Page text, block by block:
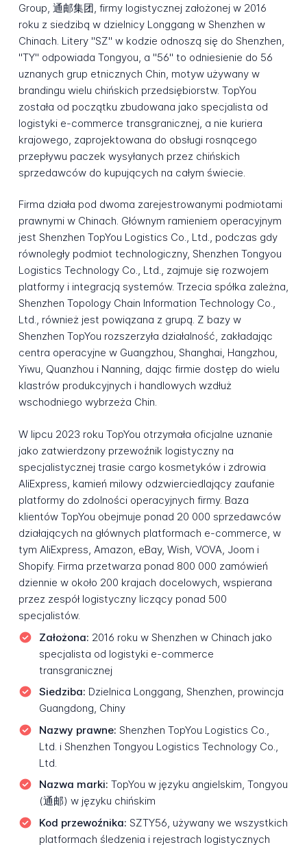
Group, 通邮集团, firmy logistycznej założonej w 2016
roku z siedzibą w dzielnicy Longgang w Shenzhen w
Chinach. Litery "SZ" w kodzie odnoszą się do Shenzhen,
"TY" odpowiada Tongyou, a "56" to odniesienie do 56
uznanych grup etnicznych Chin, motyw używany w
brandingu wielu chińskich przedsiębiorstw. TopYou
została od początku zbudowana jako specjalista od
logistyki e-commerce transgranicznej, a nie kuriera
krajowego, zaprojektowana do obsługi rosnącego
przepływu paczek wysyłanych przez chińskich
sprzedawców do kupujących na całym świecie.
Firma działa pod dwoma zarejestrowanymi podmiotami
prawnymi w Chinach. Głównym ramieniem operacyjnym
jest Shenzhen TopYou Logistics Co., Ltd., podczas gdy
równoległy podmiot technologiczny, Shenzhen Tongyou
Logistics Technology Co., Ltd., zajmuje się rozwojem
platformy i integracją systemów. Trzecia spółka zależna,
Shenzhen Topology Chain Information Technology Co.,
Ltd., również jest powiązana z grupą. Z bazy w
Shenzhen TopYou rozszerzyła działalność, zakładając
centra operacyjne w Guangzhou, Shanghai, Hangzhou,
Yiwu, Quanzhou i Nanning, dając firmie dostęp do wielu
klastrów produkcyjnych i handlowych wzdłuż
wschodniego wybrzeża Chin.
W lipcu 2023 roku TopYou otrzymała oficjalne uznanie
jako zatwierdzony przewoźnik logistyczny na
specjalistycznej trasie cargo kosmetyków i zdrowia
AliExpress, kamień milowy odzwierciedlający zaufanie
platformy do zdolności operacyjnych firmy. Baza
klientów TopYou obejmuje ponad 20 000 sprzedawców
działających na głównych platformach e-commerce, w
tym AliExpress, Amazon, eBay, Wish, VOVA, Joom i
Shopify. Firma przetwarza ponad 800 000 zamówień
dziennie w około 200 krajach docelowych, wspierana
przez zespół logistyczny liczący ponad 500
specjalistów.
Założona: 2016 roku w Shenzhen w Chinach jako
specjalista od logistyki e-commerce
transgranicznej
Siedziba: Dzielnica Longgang, Shenzhen, prowincja
Guangdong, Chiny
Nazwy prawne: Shenzhen TopYou Logistics Co.,
Ltd. i Shenzhen Tongyou Logistics Technology Co.,
Ltd.
Nazwa marki: TopYou w języku angielskim, Tongyou
(通邮) w języku chińskim
Kod przewoźnika: SZTY56, używany we wszystkich
platformach śledzenia i rejestrach logistycznych